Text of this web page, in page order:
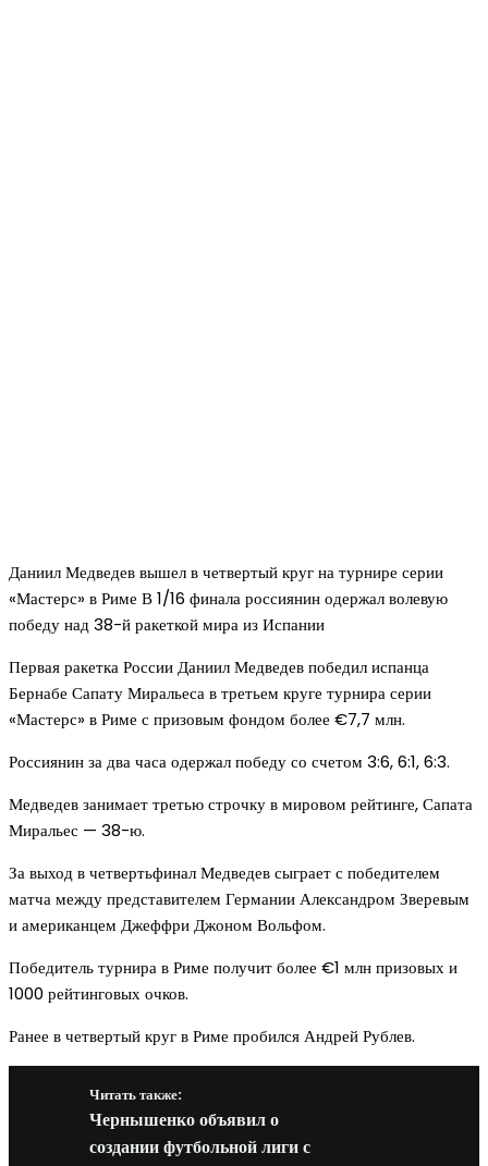
Даниил Медведев вышел в четвертый круг на турнире серии
«Мастерс» в Риме В 1/16 финала россиянин одержал волевую
победу над 38-й ракеткой мира из Испании
Первая ракетка России Даниил Медведев победил испанца
Бернабе Сапату Миральеса в третьем круге турнира серии
«Мастерс» в Риме с призовым фондом более €7,7 млн.
Россиянин за два часа одержал победу со счетом 3:6, 6:1, 6:3.
Медведев занимает третью строчку в мировом рейтинге, Сапата
Миральес — 38-ю.
За выход в четвертьфинал Медведев сыграет с победителем
матча между представителем Германии Александром Зверевым
и американцем Джеффри Джоном Вольфом.
Победитель турнира в Риме получит более €1 млн призовых и
1000 рейтинговых очков.
Ранее в четвертый круг в Риме пробился Андрей Рублев.
Читать также:
Чернышенко объявил о
создании футбольной лиги с